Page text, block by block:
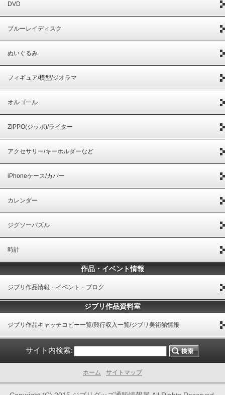
DVD
ブルーレイディスク
ぬいぐるみ
フィギュア/模型/ジオラマ
オルゴール
ZIPPO(ジッポ)/ライター
アクセサリー/キーホルダーなど
iPhoneケース/カバー
カレンダー
ジグソーパズル
時計
作品・イベント情報
ジブリ作品情報・イベント・ブログ
ジブリ作品資料室
ジブリ作品キャッチコピー一覧/興行収入一覧/ジブリ美術館情報
サイト内検索:
ホーム サイトマップ